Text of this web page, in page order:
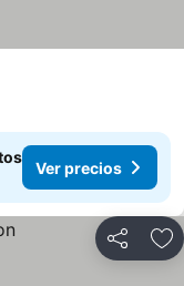
Ver precios
Compartir